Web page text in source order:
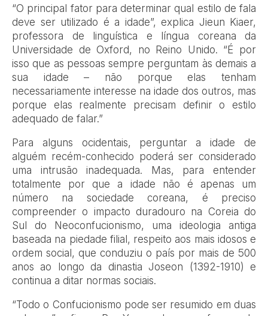
“O principal fator para determinar qual estilo de fala
deve ser utilizado é a idade”, explica Jieun Kiaer,
professora de linguística e língua coreana da
Universidade de Oxford, no Reino Unido. “É por
isso que as pessoas sempre perguntam às demais a
sua idade – não porque elas tenham
necessariamente interesse na idade dos outros, mas
porque elas realmente precisam definir o estilo
adequado de falar.”
Para alguns ocidentais, perguntar a idade de
alguém recém-conhecido poderá ser considerado
uma intrusão inadequada. Mas, para entender
totalmente por que a idade não é apenas um
número na sociedade coreana, é preciso
compreender o impacto duradouro na Coreia do
Sul do Neoconfucionismo, uma ideologia antiga
baseada na piedade filial, respeito aos mais idosos e
ordem social, que conduziu o país por mais de 500
anos ao longo da dinastia Joseon (1392-1910) e
continua a ditar normas sociais.
“Todo o Confucionismo pode ser resumido em duas